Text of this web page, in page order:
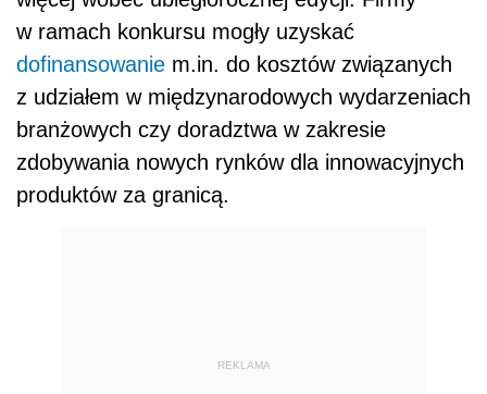
w ramach konkursu mogły uzyskać
dofinansowanie m.in. do kosztów związanych
z udziałem w międzynarodowych wydarzeniach
branżowych czy doradztwa w zakresie
zdobywania nowych rynków dla innowacyjnych
produktów za granicą.
REKLAMA